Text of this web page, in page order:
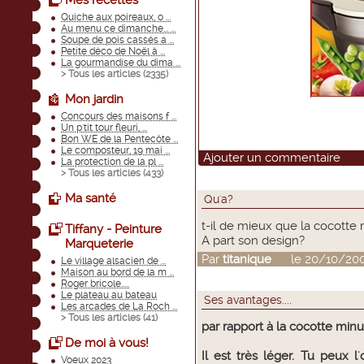
Quiche aux poireaux, o ...
Au menu ce dimanche... ...
Soupe de pois cassés a ...
Petite déco de Noël à ...
La gourmandise du dima ...
> Tous les articles (2335)
Mon jardin
Concours des maisons f ...
Un p'tit tour fleuri, ...
Bon WE de la Pentecôte ...
Le composteur, 19 mai ...
La protection de la pl ...
> Tous les articles (433)
Ma santé
Tiffany - Peinture
Marqueterie
Le village alsacien de ...
Maison au bord de la m ...
Roger bricole.....
Le plateau au bateau
Les arcades de La Roch ...
> Tous les articles (41)
De moi à vous!
Voeux 2023
Ajouter un commentaire
Qu'a?
t-il de mieux que la cocotte
A part son design?
Par titaniquele 20/10/
Ses avantages....
par rapport à la cocotte
Il est très léger. Tu peux